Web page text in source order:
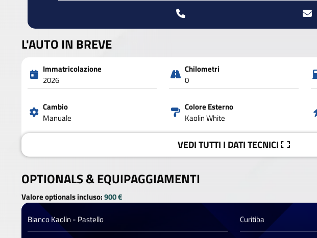
L'AUTO IN BREVE
Immatricolazione
2026
Chilometri
0
Cambio
Manuale
Colore Esterno
Kaolin White
VEDITUTTI I DATITECNICI
OPTIONALS &EQUIPAGGIAMENTI
Valore optionals incluso:900 €
Bianco Kaolin - Pastello
Curitiba